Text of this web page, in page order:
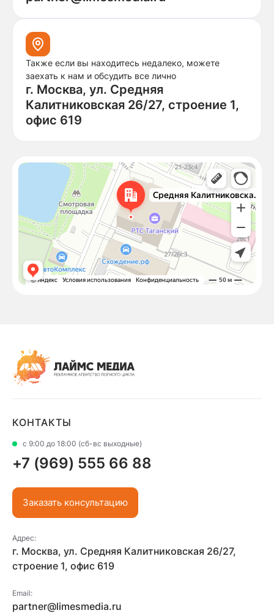
Также если вы находитесь недалеко, можете
заехать к нам и обсудить все лично
г. Москва, ул. Средняя
Калитниковская 26/27, строение 1,
офис 619
Москва
Средняя Калитниковская улица, 26/27с1 — Яндекс Карты
КОНТАКТЫ
с 9:00 до 18:00 (сб-вс выходные)
+7 (969) 555 66 88
Заказать консультацию
Адрес:
г. Москва, ул. Средняя Калитниковская 26/27,
строение 1, офис 619
Email:
partner@limesmedia.ru